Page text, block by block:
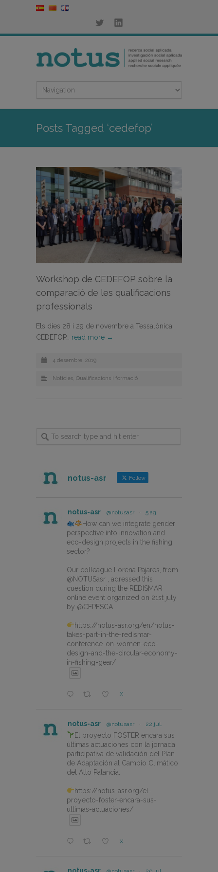
Posts Tagged ‘cedefop’
Workshop de CEDEFOP sobre la
comparació de les qualificacions
professionals
Els dies 28 i 29 de novembre a Tessalònica,
CEDEFOP… read more →
4 desembre, 2019
Noticies, Qualificacions i formació
notus-asr Follow
notus-asr @notusasr · 5 ag.
How can we integrate gender
perspective into innovation and
eco-design projects in the fishing
sector?
Our colleague Lorena Pajares, from
@NOTUSasr , adressed this
cuestion during the REDISMAR
online event organized on 21st july
by @CEPESCA
https://notus-asr.org/en/notus-
takes-part-in-the-redismar-
conference-on-women-eco-
design-and-the-circular-economy-
in-fishing-gear/
X
notus-asr @notusasr · 22 jul.
El proyecto FOSTER encara sus
últimas actuaciones con la jornada
participativa de validación del Plan
de Adaptación al Cambio Climático
del Alto Palancia.
https://notus-asr.org/el-
proyecto-foster-encara-sus-
ultimas-actuaciones/
X